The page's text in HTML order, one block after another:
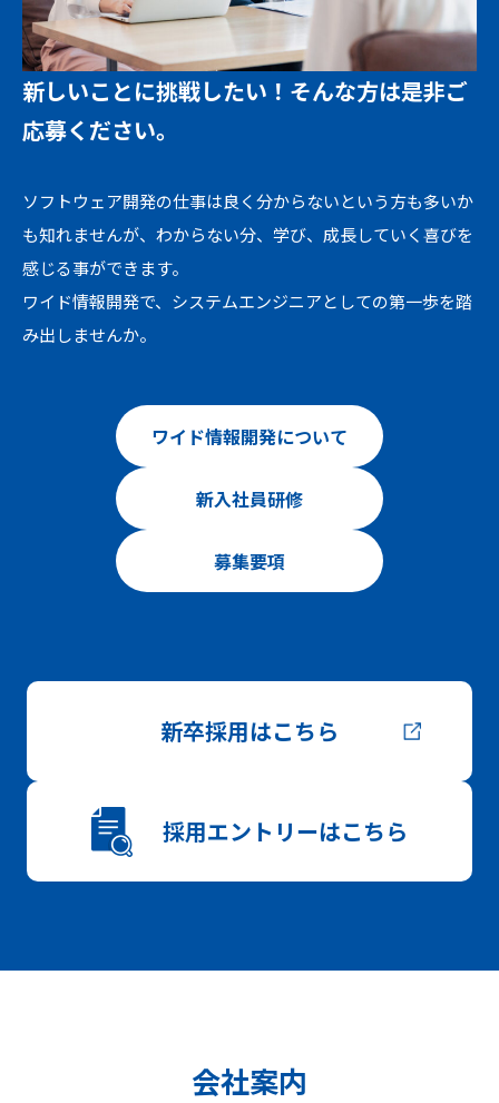
新しいことに挑戦したい！ そんな方は是非ご
応募ください。
ソフトウェア開発の仕事は良く分からないという方も多いか
も知れませんが、わからない分、学び、成長していく喜びを
感じる事ができます。
ワイド情報開発で、システムエンジニアとしての第一歩を踏
み出しませんか。
ワイド情報開発について
新入社員研修
募集要項
新卒採用はこちら
採用エントリーはこちら
会社案内